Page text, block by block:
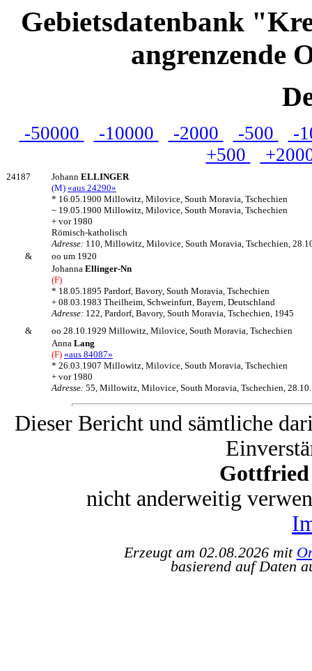
Gebietsdatenbank
angrenzende
-50000 -10000 -2000 -500
-
+500
24187 Johann ELLINGER
(M) «aus 24290»
* 16.05.1900 Millowitz, Milovice, South Moravia, Tschechien
~ 19.05.1900 Millowitz, Milovice, South Moravia, Tschechien
+ vor 1980
Römisch-katholisch
Adresse: 110, Millowitz, Milovice, South Moravia, Tschechien,
&
oo um 1920
Johanna Ellinger-Nn
(F)
* 18.05.1895 Pardorf, Bavory, South Moravia, Tschechien
+ 08.03.1983 Theilheim, Schweinfurt, Bayern, Deutschland
Adresse: 122, Pardorf, Bavory, South Moravia, Tschechien, 1945
&
oo 28.10.1929 Millowitz, Milovice, South Moravia, Tschechien
Anna Lang
(F) «aus 84087»
* 26.03.1907 Millowitz, Milovice, South Moravia, Tschechien
+ vor 1980
Adresse: 55, Millowitz, Milovice, South Moravia, Tschechien,
Dieser Bericht und sämtliche
Gottfried
nicht anderweitig
Erzeugt am 02.08.2026 mit
basierend auf Daten